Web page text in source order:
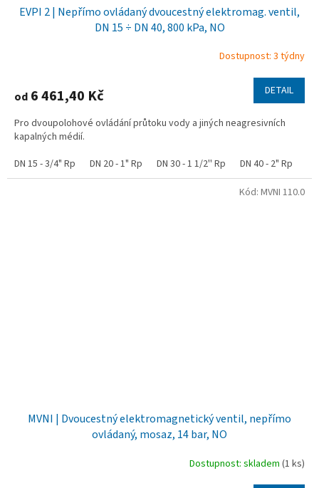
EVPI 2 | Nepřímo ovládaný dvoucestný elektromag. ventil,
DN 15 ÷ DN 40, 800 kPa, NO
Dostupnost: 3 týdny
od 6 461,40 Kč DETAIL
Pro dvoupolohové ovládání průtoku vody a jiných neagresivních
kapalných médií.
DN 15 - 3/4" Rp
DN 20 - 1" Rp DN 30 - 1 1/2'' Rp DN 40 - 2" Rp
MVNI | Dvoucestný elektromagnetický ventil, nepřímo
ovládaný, mosaz, 14 bar, NO
Dostupnost: skladem (1 ks)
Kód: MVNI 110.0